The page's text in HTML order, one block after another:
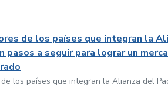
de los países que integran la
pasos a seguir para lograr un
los países que integran la Alianza del